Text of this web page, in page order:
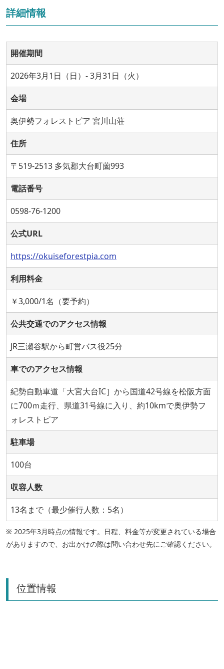
詳細情報
開催期間
2026年3月1日（日）- 3月31日（火）
会場
奥伊勢フォレストピア 宮川山荘
住所
〒519-2513 多気郡大台町薗993
電話番号
0598-76-1200
公式URL
https://okuiseforestpia.com
利用料金
￥3,000/1名（要予約）
公共交通でのアクセス情報
JR三瀬谷駅から町営バス役25分
車でのアクセス情報
紀勢自動車道「大宮大台IC］から国道42号線を松阪方面
に700ｍ走行、県道31号線に入り、約10kmで奥伊勢フ
ォレストピア
駐車場
100台
収容人数
13名まで（最少催行人数：5名）
※ 2025年3月時点の情報です。日程、料金等が変更されている場合
がありますので、お出かけの際は問い合わせ先にご確認ください。
位置情報